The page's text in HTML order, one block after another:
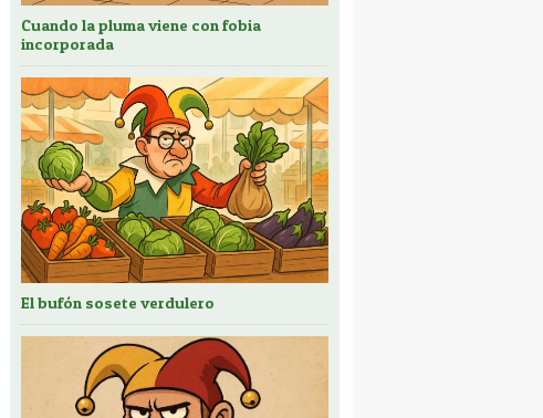
Cuando la pluma viene con fobia
incorporada
El bufón sosete verdulero